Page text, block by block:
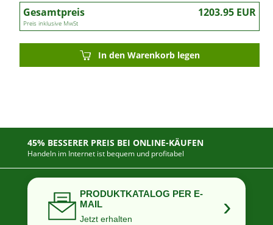
Gesamtpreis 1203.95 EUR
Preis inklusive MwSt
In den Warenkorb legen
45% BESSERER PREIS BEI ONLINE-KÄUFEN
Handeln im Internet ist bequem und profitabel
PRODUKTKATALOG PER E-
MAIL
Jetzt erhalten ›